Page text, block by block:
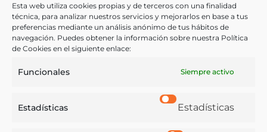
Esta web utiliza cookies propias y de terceros con una finalidad
técnica, para analizar nuestros servicios y mejorarlos en base a tus
preferencias mediante un análisis anónimo de tus hábitos de
navegación. Puedes obtener la información sobre nuestra Política
de Cookies en el siguiente enlace:
Funcionales Siempre activo
Estadísticas Estadísticas
Pelar y cortar en cubos las
patatas. Freír en aceite a fuego
suave 15 minutos. Escurrir y
Servir con la salsa caliente por